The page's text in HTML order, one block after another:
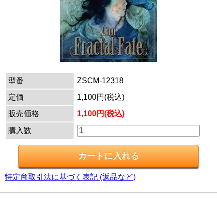
型番
ZSCM-12318
定価
1,100円(税込)
販売価格
1,100円(税込)
購入数
特定商取引法に基づく表記 (返品など)